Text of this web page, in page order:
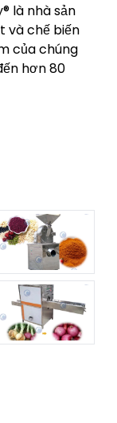
là nhà sản
và chế biến
của chúng
hơn 80